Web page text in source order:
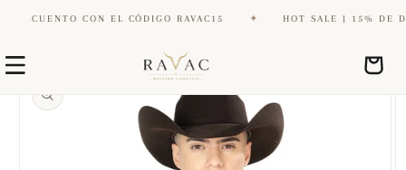
directamente
al contenido
CON EL CÓDIGO RAVAC15 HOT SALE | 15% DE
Carrito
directamente
información